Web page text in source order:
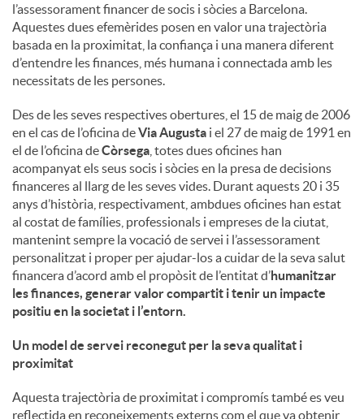
n
g
u
t
s
l’assessorament financer de socis i sòcies a Barcelona.
Aquestes dues efemèrides posen en valor una trajectòria
basada en la proximitat, la confiança i una manera diferent
d’entendre les finances, més humana i connectada amb les
necessitats de les persones.
Des de les seves respectives obertures, el 15 de maig de 2006
en el cas de l’oficina deVia Augusta i el 27 de maig de 1991 en
el de l’oficina deCòrsega , totes dues oficines han
acompanyat els seus socis i sòcies en la presa de decisions
financeres al llarg de les seves vides. Durant aquests 20 i 35
anys d’història, respectivament, ambdues oficines han estat
al costat de famílies, professionals i empreses de la ciutat,
mantenint sempre la vocació de servei i l’assessorament
personalitzat i proper per ajudar-los a cuidar de la seva salut
financera d’acord amb el propòsit de l’entitat d’humanitzar
les finances, generar valor compartit i tenir un impacte
positiu en la societat i l’entorn.
Un model de servei reconegut per la seva qualitat i
proximitat
Aquesta trajectòria de proximitat i compromís també es veu
reflectida en reconeixements externs com el que va obtenir